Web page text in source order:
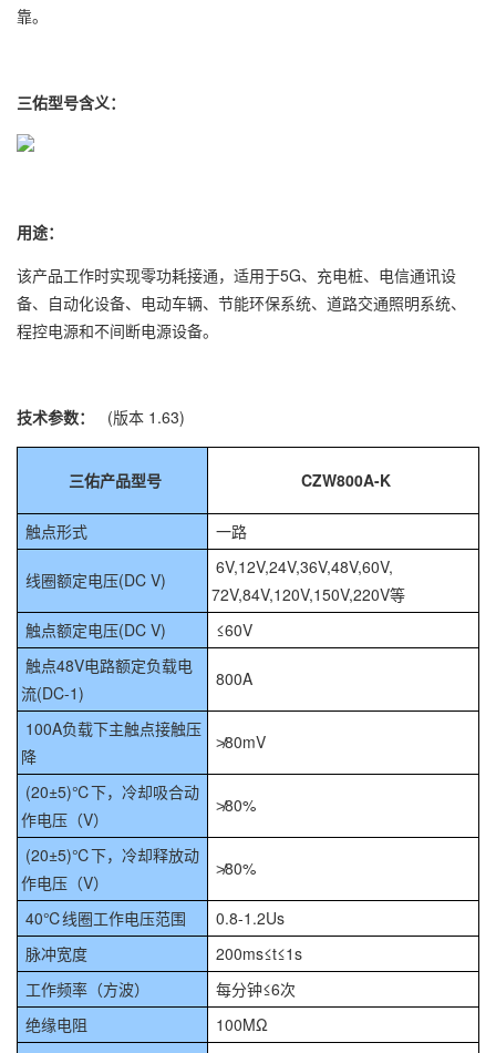
靠。
三佑型号含义：
用途：
该产品工作时实现零功耗接通，适用于5G、充电桩、电信通讯设
备、自动化设备、电动车辆、节能环保系统、道路交通照明系统、
程控电源和不间断电源设备。
技术参数： (版本 1.63)
三佑产品型号 CZW800A-K
触点形式 一路
线圈额定电压(DC V)
6V,12V,24V,36V,48V,60V,
72V,84V,120V,150V,220V等
触点额定电压(DC V)
≤60V
触点48V电路额定负载电
流(DC-1)
800A
100A负载下主触点接触压
降
≯80mV
(20±5)℃下，冷却吸合动
作电压（V）
≯80%
(20±5)℃下，冷却释放动
作电压（V）
≯80%
40℃线圈工作电压范围
0.8-1.2Us
脉冲宽度
200ms≤t≤1s
工作频率（方波）
每分钟≤6次
绝缘电阻
100MΩ